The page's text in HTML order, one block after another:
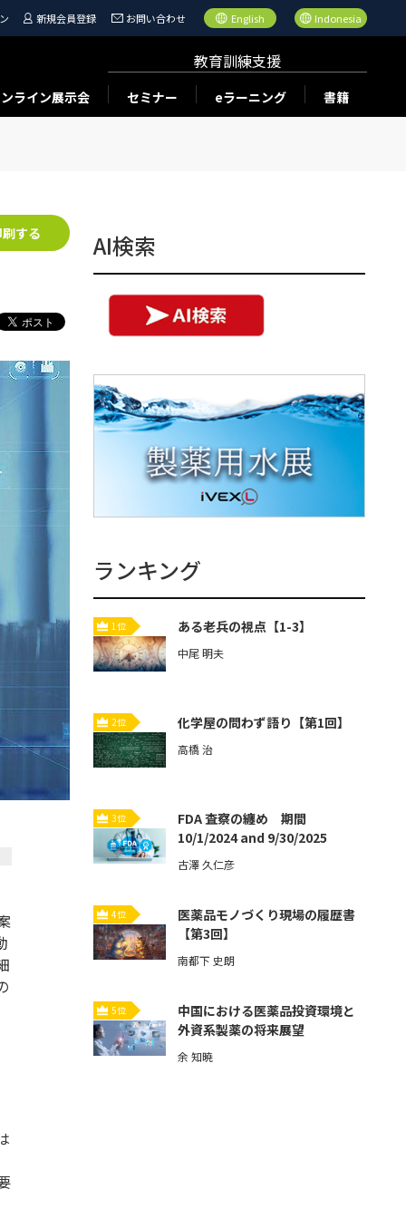
新規会員登録 お問い合わせ English Indonesia
ライン展示会
教育訓練支援
セミナー eラーニング 書籍
する AI検索
ランキング
1位 ある老兵の視点【1-3】
中尾 明夫
2位 化学屋の問わず語り【第1回】
高橋 治
3位
FDA 査察の纏め 期間
10/1/2024 and 9/30/2025
古澤 久仁彦
4位
医薬品モノづくり現場の履歴書
【第3回】
南都下 史朗
5位
中国における医薬品投資環境と
外資系製薬の将来展望
余 知暁